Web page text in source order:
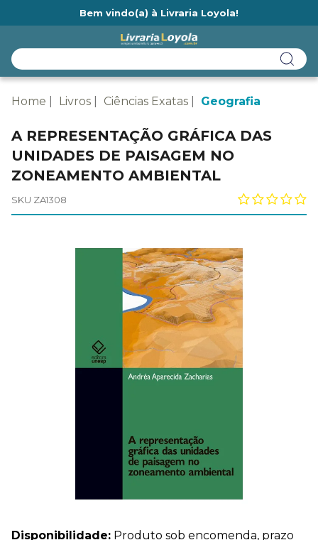
Bem vindo(a) à Livraria Loyola!
Home Livros Ciências Exatas Geografia
A REPRESENTAÇÃO GRÁFICA DAS
UNIDADES DE PAISAGEM NO
ZONEAMENTO AMBIENTAL
SKU ZA1308
Disponibilidade: Produto sob encomenda, prazo